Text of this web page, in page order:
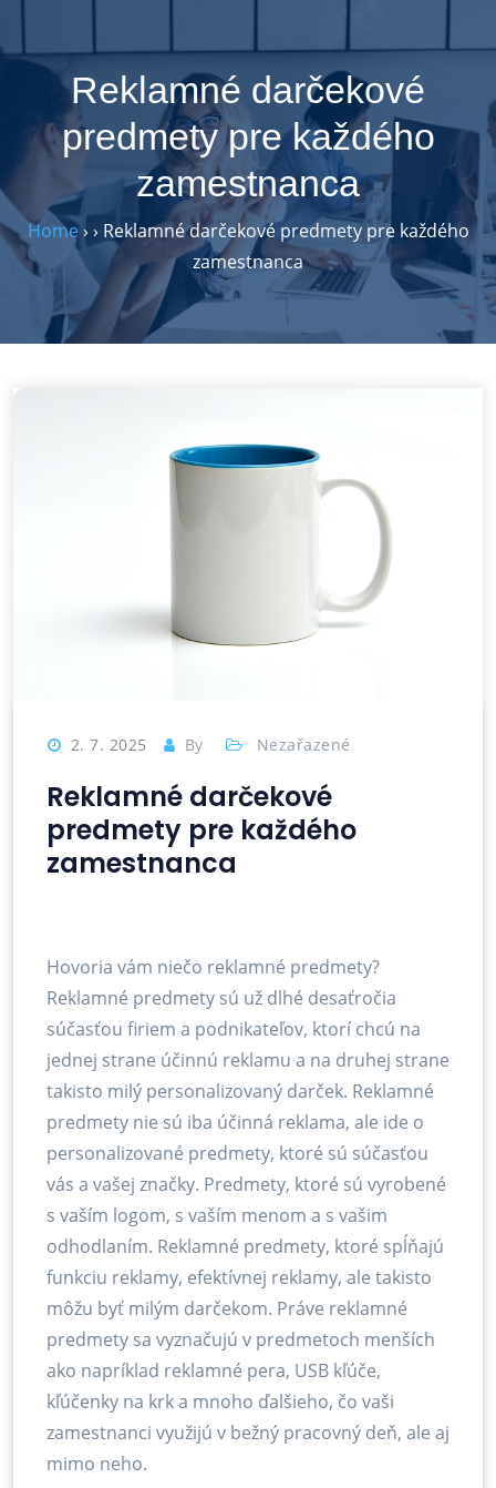
to
content Reklamné darčekové
predmety pre každého
zamestnanca
Home› › Reklamné darčekové predmety pre každého
zamestnanca
2. 7. 2025 By Nezařazené
Reklamné darčekové
predmety pre každého
zamestnanca
Hovoria vám niečo reklamné predmety?
Reklamné predmety sú už dlhé desaťročia
súčasťou firiem a podnikateľov, ktorí chcú na
jednej strane účinnú reklamu a na druhej strane
takisto milý personalizovaný darček. Reklamné
predmety nie sú iba účinná reklama, ale ide o
personalizované predmety, ktoré sú súčasťou
vás a vašej značky. Predmety, ktoré sú vyrobené
s vaším logom, s vaším menom a s vašim
odhodlaním. Reklamné predmety, ktoré spĺňajú
funkciu reklamy, efektívnej reklamy, ale takisto
môžu byť milým darčekom. Práve reklamné
predmety sa vyznačujú v predmetoch menších
ako napríklad reklamné pera, USB kľúče,
kľúčenky na krk a mnoho ďalšieho, čo vaši
zamestnanci využijú v bežný pracovný deň, ale aj
mimo neho.